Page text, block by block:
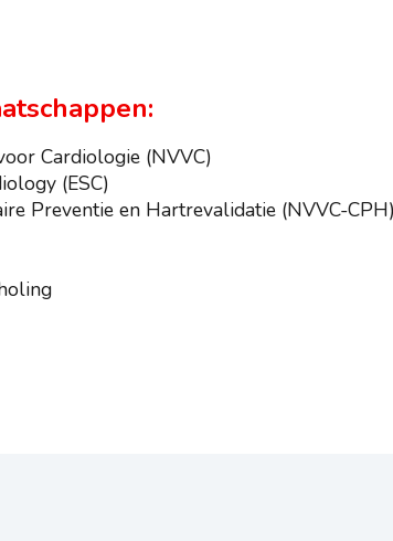
Cardiologie (NVVC)
(ESC)
Preventie en Hartrevalidatie (NVVC-